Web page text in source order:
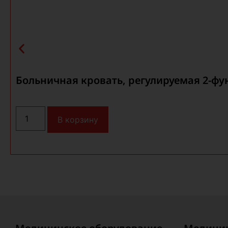
Больничная кровать, регулируемая 2-
В корзину